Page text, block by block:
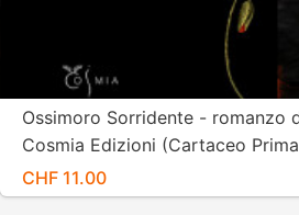
Ossimoro Sorridente - romanzo
Cosmia Edizioni (Cartaceo
CHF 11.00